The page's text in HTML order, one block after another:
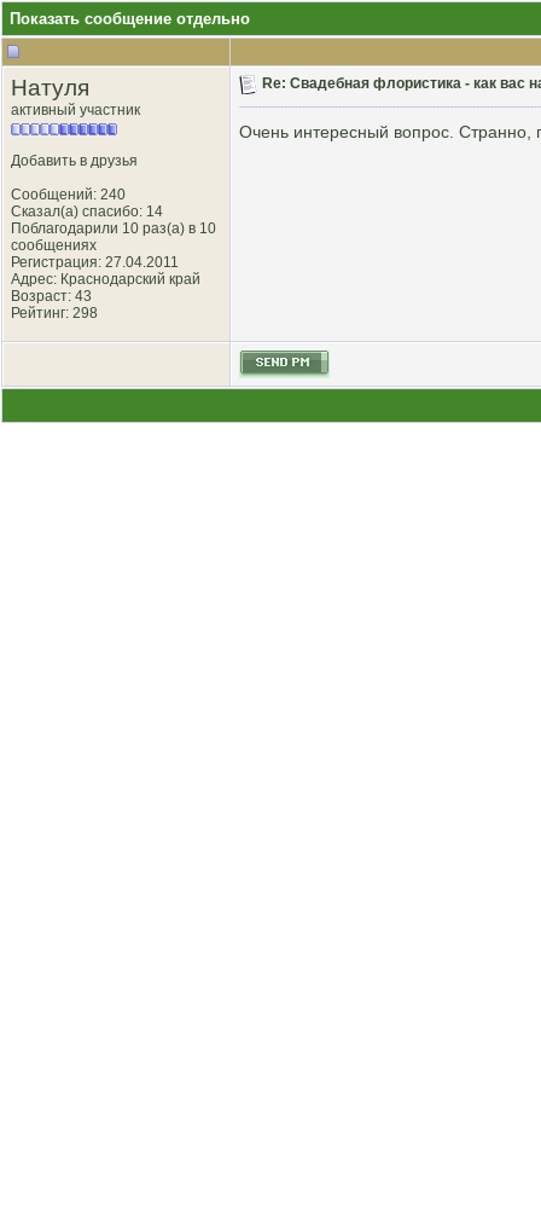
Показать сообщение отдельно
Натуля
активный участник
Добавить в друзья
Сообщений: 240
Сказал(а) спасибо: 14
Поблагодарили 10 раз(а) в 10
сообщениях
Регистрация: 27.04.2011
Адрес: Краснодарский край
Возраст: 43
Рейтинг: 298
Re: Свадебная флористика - как вас
Очень интересный вопрос. Странно,